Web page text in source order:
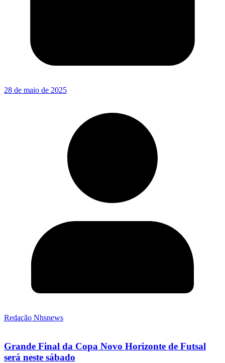
28 de maio de 2025
Redação Nhsnews
Grande Final da Copa Novo Horizonte de Futsal
será neste sábado